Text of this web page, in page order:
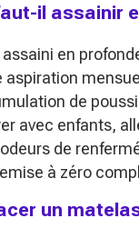
il assainir
en
aspiration
de
avec enfants,
de
à zéro
un